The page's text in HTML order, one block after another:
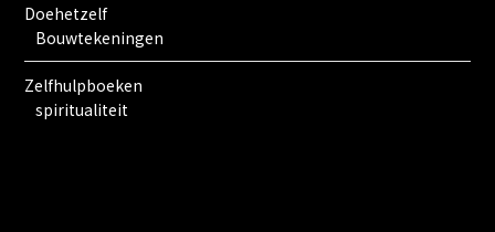
Doehetzelf
Bouwtekeningen
Zelfhulpboeken
spiritualiteit